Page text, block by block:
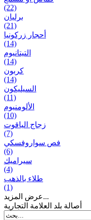
(22)
برلیان
(21)
أحجار زركونيا
(14)
التيتانيوم
(14)
كربون
(14)
السيليكون
(11)
الألومنيوم
(10)
زجاج الياقوت
(7)
فص سواروفسكي
(6)
سيراميك
(4)
طلاء بالذهب
(1)
عرض المزيد...
أصالة بلد العلامة التجارية